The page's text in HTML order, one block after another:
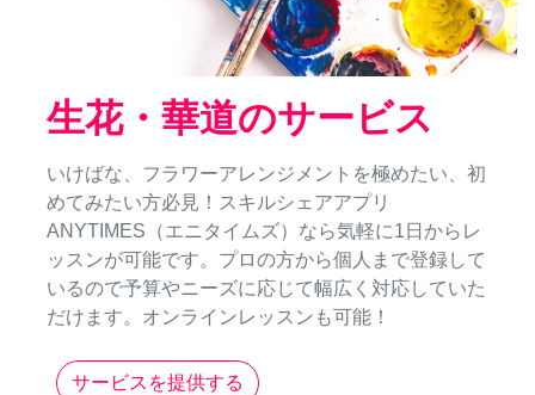
生花・華道のサービス
いけばな、フラワーアレンジメントを極めたい、初
めてみたい方必見！スキルシェアアプリ
ANYTIMES（エニタイムズ）なら気軽に1日からレ
ッスンが可能です。プロの方から個人まで登録して
いるので予算やニーズに応じて幅広く対応していた
だけます。オンラインレッスンも可能！
サービスを提供する